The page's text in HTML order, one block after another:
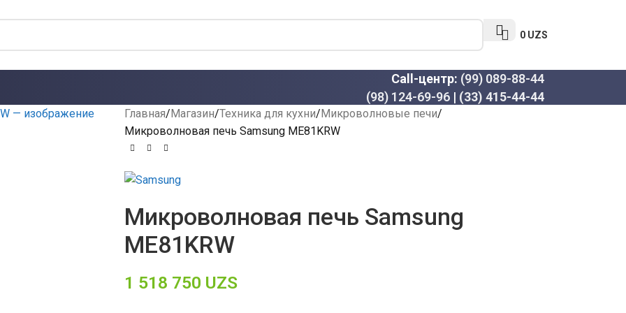
0 UZS
Call-центр: (99) 089-88-44
(98) 124-69-96 | (33) 415-44-44
Главная Магазин Техника для кухни Микроволновые печи
Микроволновая печь Samsung ME81KRW
Микроволновая печь Samsung
ME81KRW
1 518 750 UZS